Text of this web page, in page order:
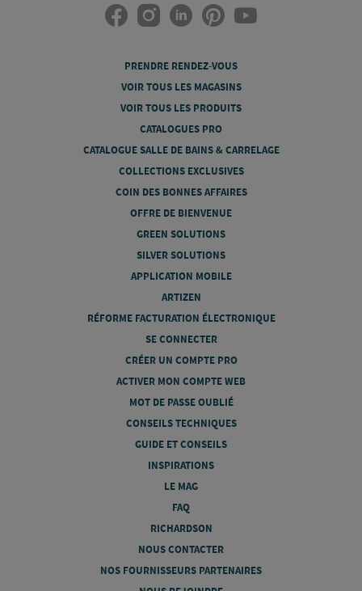
PRENDRE RENDEZ-VOUS
VOIR TOUS LES MAGASINS
VOIR TOUS LES PRODUITS
CATALOGUES PRO
CATALOGUE SALLE DE BAINS & CARRELAGE
COLLECTIONS EXCLUSIVES
COIN DES BONNES AFFAIRES
OFFRE DE BIENVENUE
GREEN SOLUTIONS
SILVER SOLUTIONS
APPLICATION MOBILE
ARTIZEN
RÉFORME FACTURATION ÉLECTRONIQUE
SE CONNECTER
CRÉER UN COMPTE PRO
ACTIVER MON COMPTE WEB
MOT DE PASSE OUBLIÉ
CONSEILS TECHNIQUES
GUIDE ET CONSEILS
INSPIRATIONS
LE MAG
FAQ
RICHARDSON
NOUS CONTACTER
NOS FOURNISSEURS PARTENAIRES